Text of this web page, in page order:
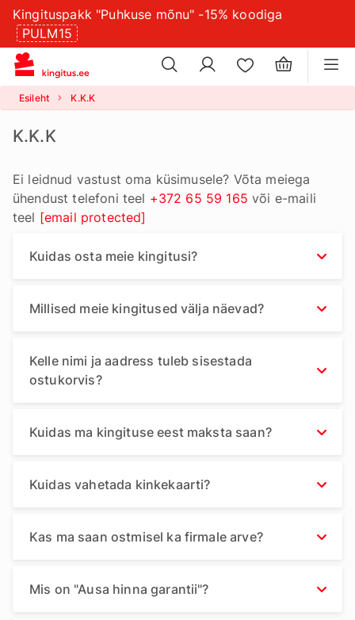
Kingituspakk "Puhkuse mõnu" -15% koodiga
PULM15
Esileht K.K.K
K.K.K
Ei leidnud vastust oma küsimusele? Võta meiega
ühendust telefoni teel +372 65 59 165 või e-maili
teel [email protected]
Kuidas osta meie kingitusi?
Millised meie kingitused välja näevad?
Kelle nimi ja aadress tuleb sisestada
ostukorvis?
Kuidas ma kingituse eest maksta saan?
Kuidas vahetada kinkekaarti?
Kas ma saan ostmisel ka firmale arve?
Mis on "Ausa hinna garantii"?